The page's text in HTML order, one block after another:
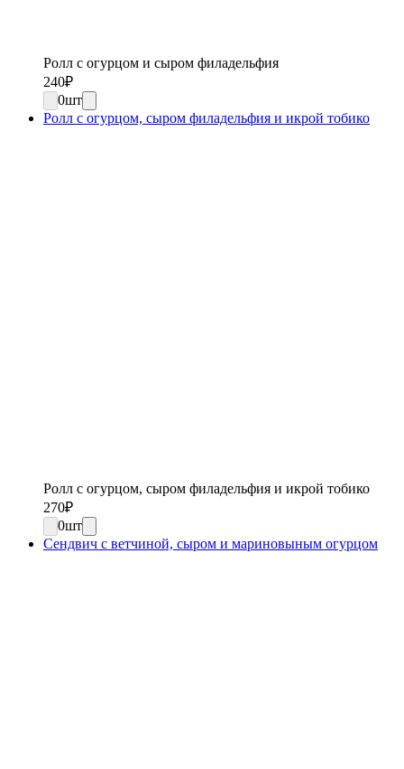
Ролл с огурцом и сыром филадельфия
240₽
0шт
Ролл с огурцом, сыром филадельфия и икрой тобико
Ролл с огурцом, сыром филадельфия и икрой тобико
270₽
0шт
Сендвич с ветчиной, сыром и мариновыным огурцом